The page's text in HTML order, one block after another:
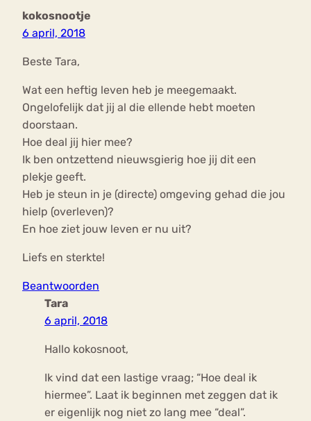
kokosnootje
6 april, 2018
Beste Tara,
Wat een heftig leven heb je meegemaakt.
Ongelofelijk dat jij al die ellende hebt moeten
doorstaan.
Hoe deal jij hier mee?
Ik ben ontzettend nieuwsgierig hoe jij dit een
plekje geeft.
Heb je steun in je (directe) omgeving gehad die jou
hielp (overleven)?
En hoe ziet jouw leven er nu uit?
Liefs en sterkte!
Beantwoorden
Tara
6 april, 2018
Hallo kokosnoot,
Ik vind dat een lastige vraag; “Hoe deal ik
hiermee”. Laat ik beginnen met zeggen dat ik
er eigenlijk nog niet zo lang mee “deal”.